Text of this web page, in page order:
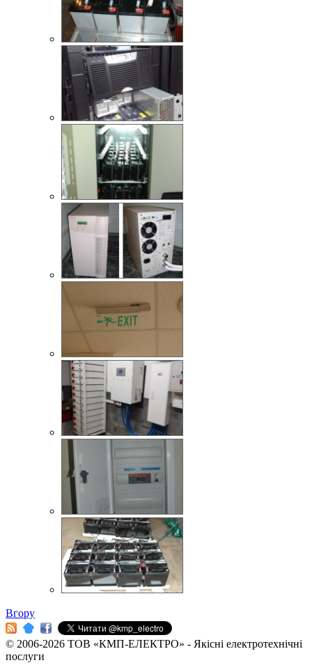
Вгору
© 2006-2026 ТОВ «КМП-ЕЛЕКТРО» - Якісні електротехнічні
послуги